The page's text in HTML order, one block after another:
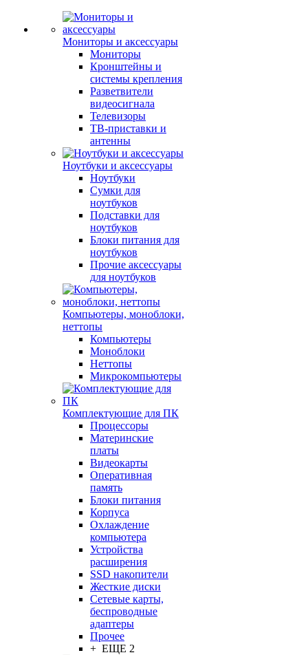
Мониторы и аксессуары
Мониторы
Кронштейны и
системы крепления
Разветвители
видеосигнала
Телевизоры
ТВ-приставки и
антенны
Ноутбуки и аксессуары
Ноутбуки
Сумки для
ноутбуков
Подставки для
ноутбуков
Блоки питания для
ноутбуков
Прочие аксессуары
для ноутбуков
Компьютеры, моноблоки,
неттопы
Компьютеры
Моноблоки
Неттопы
Микрокомпьютеры
Комплектующие для ПК
Процессоры
Материнские
платы
Видеокарты
Оперативная
память
Блоки питания
Корпуса
Охлаждение
компьютера
Устройства
расширения
SSD накопители
Жесткие диски
Сетевые карты,
беспроводные
адаптеры
Прочее
+ ЕЩЕ 2